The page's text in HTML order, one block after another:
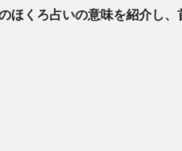
ほくろ占いの意味を紹介し